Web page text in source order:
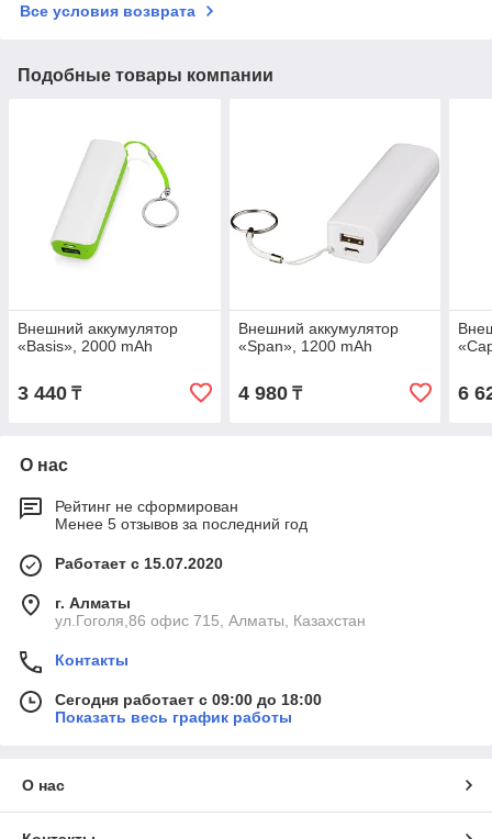
Все условия возврата
Подобные товары компании
Внешний аккумулятор
«Basis», 2000 mAh
3 440 ₸
Внешний аккумулятор
«Span», 1200 mAh
4 980₸ 6
О нас
Рейтинг не сформирован
Менее 5 отзывов за последний год
Работает с 15.07.2020
г. Алматы
ул.Гоголя,86 офис 715, Алматы, Казахстан
Контакты
Сегодня работает с 09:00 до 18:00
Показать весь график работы
О нас